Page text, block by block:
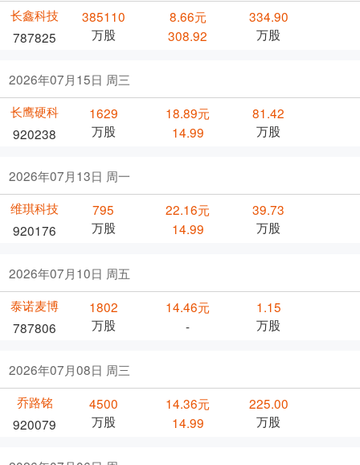
长鑫科技
787825
385110
万股
8.66元
308.92
334.90
万股
2026年07月15日 周三
长鹰硬科
920238
1629
万股
18.89元
14.99
81.42
万股
2026年07月13日 周一
维琪科技
920176
795
万股
22.16元
14.99
39.73
万股
2026年07月10日 周五
泰诺麦博
787806
1802
万股
14.46元
-
1.15
万股
2026年07月08日 周三
乔路铭
920079
4500
万股
14.36元
14.99
225.00
万股